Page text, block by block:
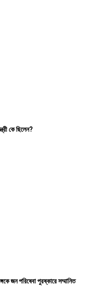
কে ছিলেন?
জন পরিষেবা পুরষ্কারে সম্মানিত